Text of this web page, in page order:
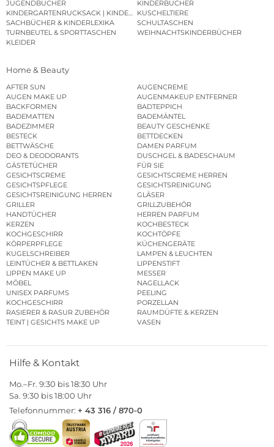
JUGENDBÜCHER
KINDERBÜCHER
KINDERGARTENRUCKSACK | KINDERGARTENBEUTEL
KUSCHELTIERE
SACHBÜCHER & KINDERLEXIKA
SCHULTASCHEN
TURNBEUTEL & SPORTTASCHEN
WEIHNACHTSKINDERBÜCHER
KLEIDER
Home & Beauty
AFTER SUN
AUGENCREME
AUGEN MAKE UP
AUGENMAKEUP ENTFERNER
BACKFORMEN
BADTEPPICH
BADEMATTEN
BADEMÄNTEL
BADEZIMMER
BEAUTY GESCHENKE
BESTECK
BETTDECKEN
BETTWÄSCHE
DAMEN PARFUM
DEO & DEODORANTS
DUSCHGEL & BADESCHAUM
GÄSTETÜCHER
FÜR SIE
GESICHTSCREME
GESICHTSCREME HERREN
GESICHTSPFLEGE
GESICHTSREINIGUNG
GESICHTSREINIGUNG HERREN
GLÄSER
GRILLER
GRILLZUBEHÖR
HANDTÜCHER
HERREN PARFUM
KERZEN
KOCHBESTECK
KOCHGESCHIRR
KOCHTÖPFE
KÖRPERPFLEGE
KÜCHENGERÄTE
KUGELSCHREIBER
LAMPEN & LEUCHTEN
LEINTÜCHER & BETTLAKEN
LIPPENSTIFT
LIPPEN MAKE UP
MESSER
MÖBEL
NAGELLACK
UNISEX PARFUMS
PEELING
KOCHGESCHIRR
PORZELLAN
RASIERER & RASUR ZUBEHÖR
RAUMDÜFTE & KERZEN
TEINT | GESICHTS MAKE UP
VASEN
Hilfe & Kontakt
Mo.–Fr. 9:30 bis 18:30 Uhr
Sa. 9:30 bis 18:00 Uhr
Telefonnummer: + 43 316 / 870-0